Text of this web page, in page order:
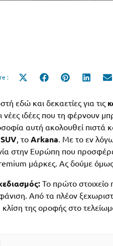
:
Share
Share
Share
Share
εδώ και δεκαετίες για τις
νέες ιδέες που τη φέρνουν
αυτή ακολουθεί πιστά
, το Arkana. Με το εν
στην Ευρώπη που
μάρκες. Ας δούμε
Το πρώτο στοιχείο
Από τα πλέον
κλίση της οροφής στο